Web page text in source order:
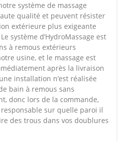
système de massage
qualité et peuvent résister
extérieure plus exigeante
système d’HydroMassage est
à remous extérieurs
usine, et le massage est
après la livraison
installation n’est réalisée
bain à remous sans
donc lors de la commande,
sur quelle paroi il
des trous dans vos doublures